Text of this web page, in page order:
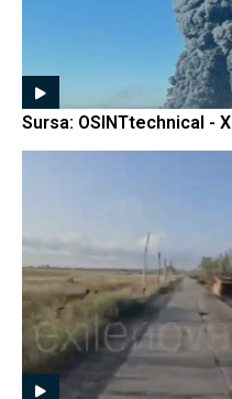
Sursa: OSINTtechnical - X